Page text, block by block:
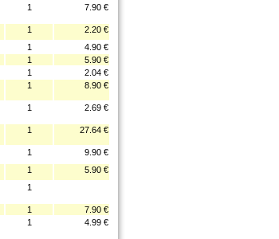
1 7.90 €
1
2.20 €
1
4.90 €
1
5.90 €
1
2.04 €
1 8.90 €
1 2.69 €
1 27.64 €
1
9.90 €
1
5.90 €
1
1
7.90 €
1 4.99 €